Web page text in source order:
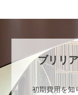
ブリリ
初期費用を知